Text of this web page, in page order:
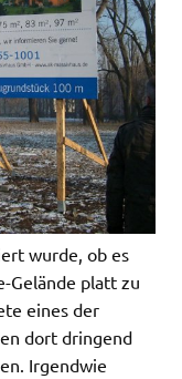
wurde, ob es
Gelände platt zu
eines der
dort dringend
Irgendwie